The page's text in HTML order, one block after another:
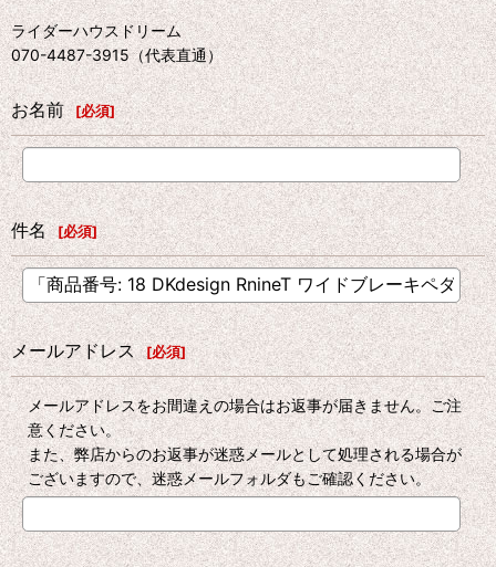
ライダーハウスドリーム
070-4487-3915（代表直通）
お名前 [必須]
件名 [必須]
メールアドレス [必須]
メールアドレスをお間違えの場合はお返事が届きません。ご注
意ください。
また、弊店からのお返事が迷惑メールとして処理される場合が
ございますので、迷惑メールフォルダもご確認ください。